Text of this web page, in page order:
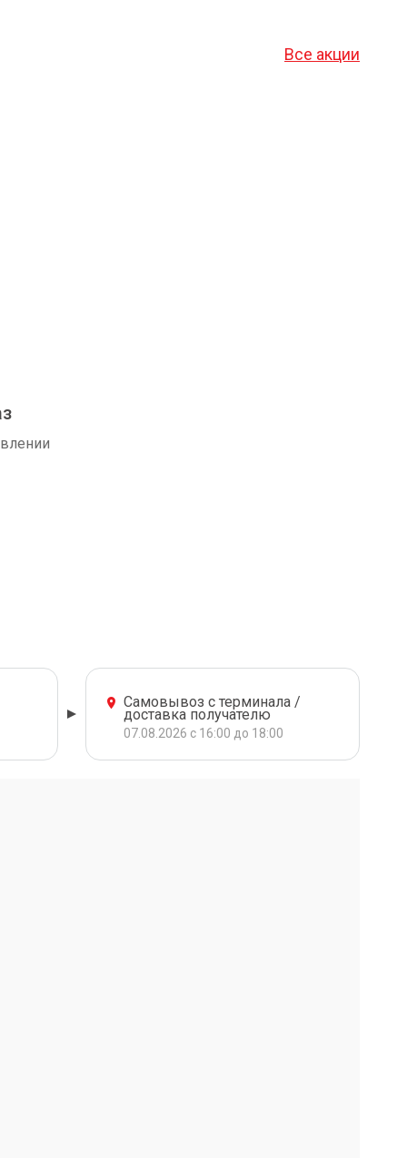
Все акции
Самовывоз с терминала /
доставка получателю
07.08.2026 с 16:00 до 18:00